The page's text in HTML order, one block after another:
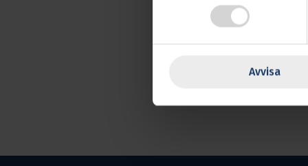
Avvisa
- Skillnaden på att
- Framtidsfullmakt